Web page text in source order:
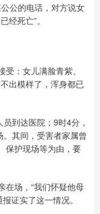
公的电话，对方说女
经死亡”。
：女儿满脸青紫、
出模样了，浑身都已
到达医院；9时4分，
其间，受害者家属曾
保护现场等为由，要
在场，“我们怀疑他母
证实了这一情况。